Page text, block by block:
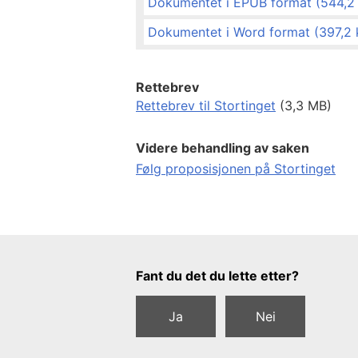
Dokumentet i Word format (397,2
Rettebrev
Rettebrev til Stortinget (3,3 MB)
Videre behandling av saken
Følg proposisjonen på Stortinget
Tilbakemeldingsskjema
Fant du det du lette etter?
Ja Nei